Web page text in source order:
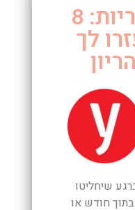
דיאטת הפוריות: 8
לך
שיחליטו
בתוך חודש או